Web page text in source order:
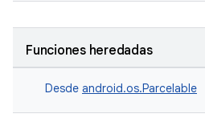
Funciones heredadas
Desde android.os.Parcelable